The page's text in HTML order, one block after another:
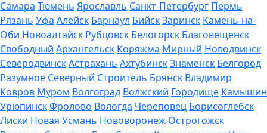
Самара Тюмень Ярославль Санкт-Петербург Пермь
Рязань Уфа Алейск Барнаул БийскЗаринск Камень-на-
Оби Новоалтайск Рубцовск Белогорск Благовещенск
Свободный Архангельск Коряжма Мирный Новодвинск
СеверодвинскАстрахань АхтубинскЗнаменск Белгород
Разумное Северный Строитель Брянск Владимир
Ковров Муром Волгоград Волжский Городище Камышин
УрюпинскФролово Вологда Череповец Борисоглебск
Лиски Новая Усмань Нововоронеж Острогожск